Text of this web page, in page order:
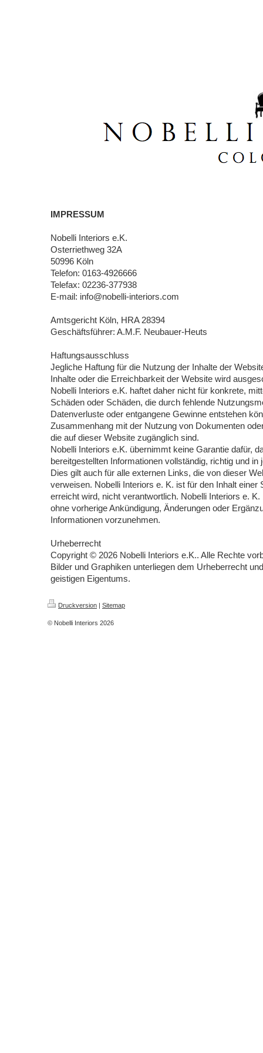
IMPRESSUM
Nobelli Interiors e.K.
Osterriethweg 32A
50996 Köln
Telefon: 0163-4926666
Telefax: 02236-377938
E-mail: info@nobelli-interiors.com
Amtsgericht Köln, HRA 28394
Geschäftsführer: A.M.F. Neubauer-Heuts
Haftungsausschluss
Jegliche Haftung für die Nutzung der Inhalte der
Inhalte oder die Erreichbarkeit der Website wird
Nobelli Interiors e.K. haftet daher nicht für konkrete,
Schäden oder Schäden, die durch fehlende
Datenverluste oder entgangene Gewinne entstehen
Zusammenhang mit der Nutzung von Dokumenten
die auf dieser Website zugänglich sind.
Nobelli Interiors e.K. übernimmt keine Garantie dafür,
bereitgestellten Informationen vollständig, richtig und in
Dies gilt auch für alle externen Links, die von dieser
verweisen. Nobelli Interiors e. K. ist für den Inhalt einer
erreicht wird, nicht verantwortlich. Nobelli Interiors e.
ohne vorherige Ankündigung, Änderungen oder
Informationen vorzunehmen.
Urheberrecht
Copyright © 2026 Nobelli Interiors e.K.. Alle Rechte
Bilder und Graphiken unterliegen dem Urheberrecht
geistigen Eigentums.
Druckversion | Sitemap
© Nobelli Interiors 2026